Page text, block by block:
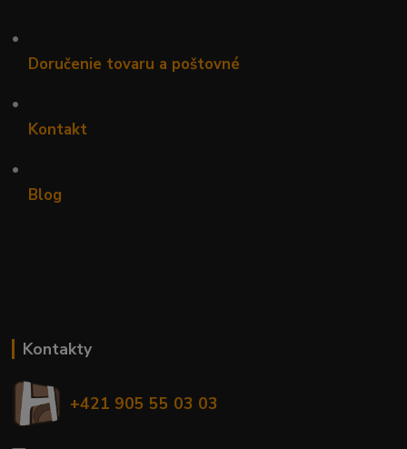
•
Doručenie tovaru a poštovné
•
Kontakt
•
Blog
Kontakty
+421 905 55 03 03